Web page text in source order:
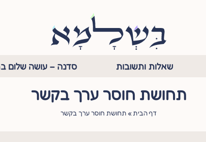
שאלות ותשובות סדנה – עושה שלום
תחושת חוסר ערך בקשר
דף הבית » תחושת חוסר ערך בקשר